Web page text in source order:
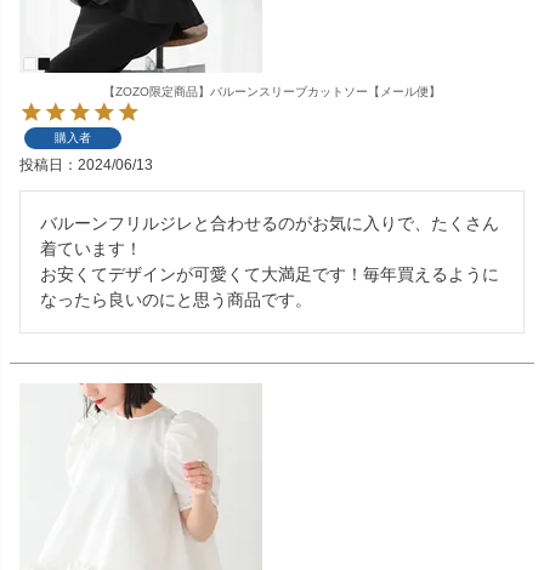
【ZOZO限定商品】バルーンスリーブカットソー【メール便】
購入者
投稿日 2024/06/13
バルーンフリルジレと合わせるのがお気に入りで、たくさん
着ています！
お安くてデザインが可愛くて大満足です！毎年買えるように
なったら良いのにと思う商品です。